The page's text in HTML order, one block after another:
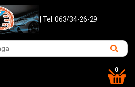
| Tel. 063/34-26-29
0